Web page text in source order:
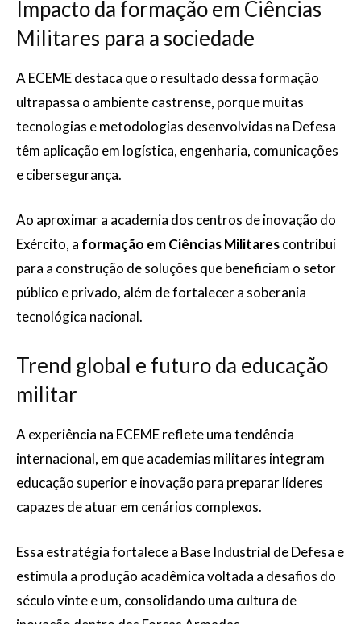
Impacto da formação em Ciências
Militares para a sociedade
A ECEME destaca que o resultado dessa formação
ultrapassa o ambiente castrense, porque muitas
tecnologias e metodologias desenvolvidas na Defesa
têm aplicação em logística, engenharia, comunicações
e cibersegurança.
Ao aproximar a academia dos centros de inovação do
Exército, a formação em Ciências Militarescontribui
para a construção de soluções que beneficiam o setor
público e privado, além de fortalecer a soberania
tecnológica nacional.
Trend global e futuro da educação
militar
A experiência na ECEME reflete uma tendência
internacional, em que academias militares integram
educação superior e inovação para preparar líderes
capazes de atuar em cenários complexos.
Essa estratégia fortalece a Base Industrial de Defesa e
estimula a produção acadêmica voltada a desafios do
século vinte e um, consolidando uma cultura de